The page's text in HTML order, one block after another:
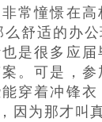
常憧憬在
舒适的办
是很多应
。可是，
穿着冲锋
因为那才叫真